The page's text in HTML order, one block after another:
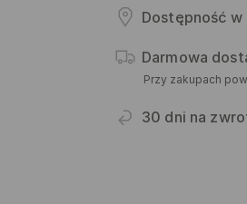
Dostępność w
Darmowa
Przy zakupach
30 dni na